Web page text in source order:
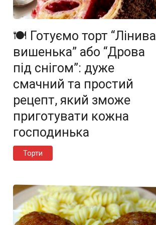
🍽️ Готуємо торт “Лінива
вишенька” або “Дрова
під снігом”: дуже
смачний та простий
рецепт, який зможе
приготувати кожна
господинька
Торти